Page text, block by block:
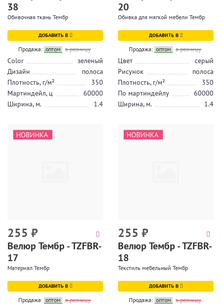
38
Обивочная ткань Тембр
ДОБАВИТЬ В
Продажа: оптом в розницу
Color
зеленый
Дизайн
полоса
Плотность, г/м²
350
Мартиндейл, ц
60000
Ширина, м.
1.4
20
Обивка для мягкой мебели Тембр
ДОБАВИТЬ В
Продажа: оптом в розницу
Цвет
серый
Рисунок
полоса
Плотность, г/м²
350
По мартиндейлу
60000
Ширина, м.
1.4
255 ₽
Велюр Тембр - TZFBR-
17
Материал Тембр
ДОБАВИТЬ В
Продажа: оптом в розницу
255 ₽
Велюр Тембр - TZFBR-
18
Текстиль мебельный Тембр
ДОБАВИТЬ В
Продажа: оптом в розницу